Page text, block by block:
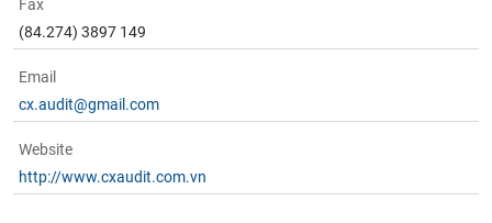
Fax
(84.274) 3897 149
Email
cx.audit@gmail.com
Website
http://www.cxaudit.com.vn
chính